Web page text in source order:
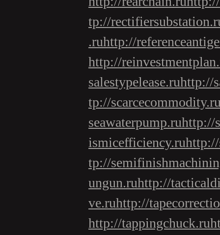
tp://
.ruhttp://
http://
salestypelease.ruhttp://
tp://
seawaterpump.ruhttp://
ismicefficiency.ru
tp://
ungun.ruhttp://
ve.ruhttp://
http://tappingchuck.ru